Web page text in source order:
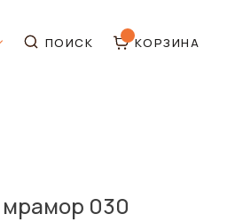
КОРЗИНА
ПОИСК
030